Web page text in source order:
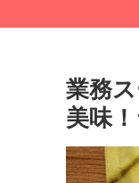
業務
美味